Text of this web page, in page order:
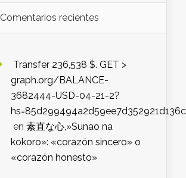
Comentarios recientes
️ Transfer 236,538 $. GET >
graph.org/BALANCE-
3682444-USD-04-21-2?
en 素直な心,»Sunao na
kokoro»: «corazón sincero» o
«corazón honesto»